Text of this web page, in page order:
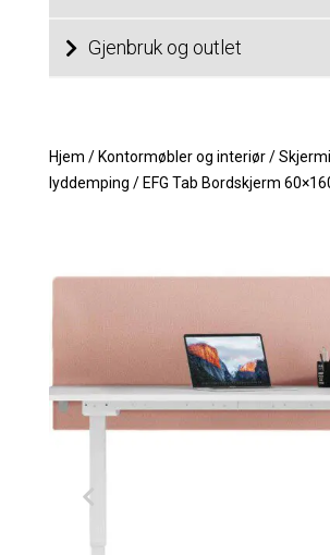
Gjenbruk og outlet
Hjem / Kontormøbler og interiør /
lyddemping /EFG Tab Bordskjerm